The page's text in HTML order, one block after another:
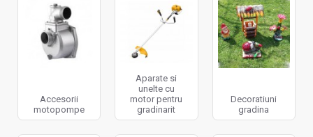
Accesorii
motopompe
Aparate si
unelte cu
motor pentru
gradinarit
Decoratiuni
gradina